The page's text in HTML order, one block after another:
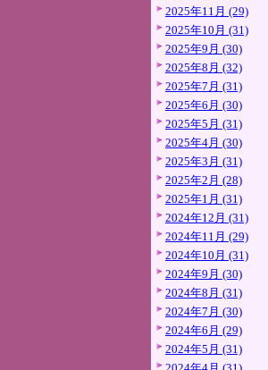
2025年11月 (29)
2025年10月 (31)
2025年9月 (30)
2025年8月 (32)
2025年7月 (31)
2025年6月 (30)
2025年5月 (31)
2025年4月 (30)
2025年3月 (31)
2025年2月 (28)
2025年1月 (31)
2024年12月 (31)
2024年11月 (29)
2024年10月 (31)
2024年9月 (30)
2024年8月 (31)
2024年7月 (30)
2024年6月 (29)
2024年5月 (31)